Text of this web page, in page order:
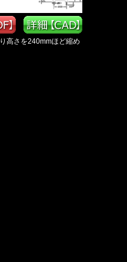
高さを240mmほど縮め